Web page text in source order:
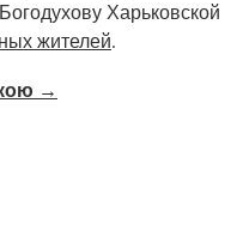
Харьковской
жителей.
→